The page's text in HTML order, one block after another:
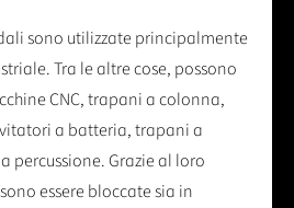
sono utilizzate principalmente
Tra le altre cose, possono
CNC, trapani a colonna,
a batteria, trapani a
percussione. Grazie al loro
essere bloccate sia in